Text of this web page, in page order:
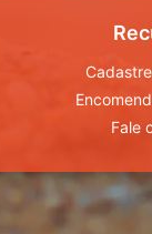
Fale